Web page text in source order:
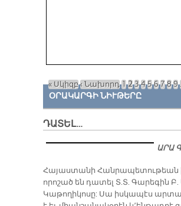
Էջեր
« Սկիզբ‹ Նախորդ1 23456789
ՕՐԱԿԱՐԳԻ ՆԻՒԹԵՐԸ
ԴԱՏԵԼ…
ԱՐԱ
​Հայաստանի Հանրապետութեան
որոշած են դատել Տ.Տ. Գարեգին Բ.
Կաթողիկոսը: Սա իսկապէս